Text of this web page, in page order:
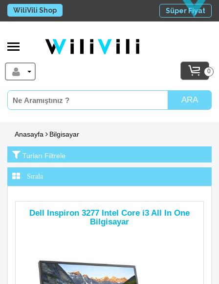
WiliVili Shop Süper Fiyat
0
ARA
Anasayfa Bilgisayar
Turları Filtrele
Dell Inspiron 3277 Intel Core i3 All In One
Bilgisayar